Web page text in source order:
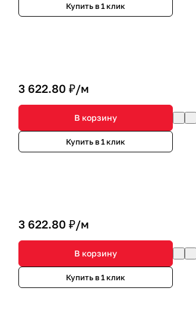
Купить в 1 клик
3 622.80 ₽/м
В корзину
Купить в 1 клик
3 622.80 ₽/м
В корзину
Купить в 1 клик